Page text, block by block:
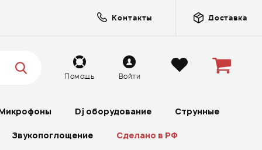
Контакты Доставка
Помощь Войти
Dj оборудование Струнные
Звукопоглощение Сделано в РФ